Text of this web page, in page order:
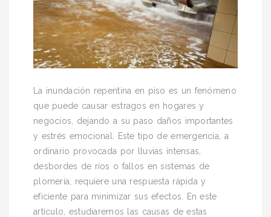
La inundación repentina en piso es un fenómeno
que puede causar estragos en hogares y
negocios, dejando a su paso daños importantes
y estrés emocional. Este tipo de emergencia, a
ordinario provocada por lluvias intensas,
desbordes de ríos o fallos en sistemas de
plomería, requiere una respuesta rápida y
eficiente para minimizar sus efectos. En este
artículo, estudiaremos las causas de estas